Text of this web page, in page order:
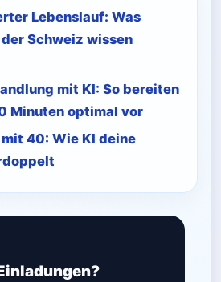
Lebenslauf: Was
Schweiz wissen
mit KI: So bereiten
Minuten optimal vor
40: Wie KI deine